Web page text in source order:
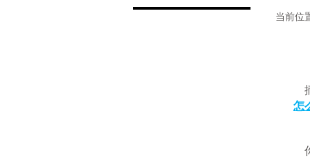
当前位
怎